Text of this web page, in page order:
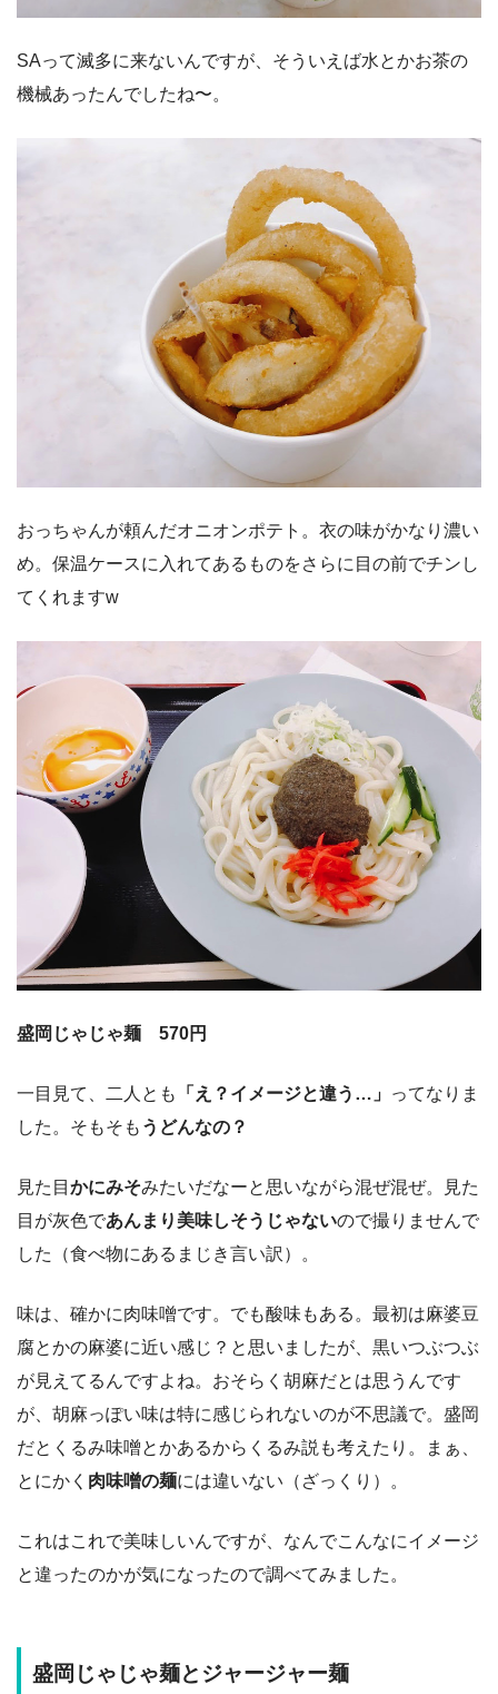
SAって滅多に来ないんですが、そういえば水とかお茶の
機械あったんでしたね〜。
おっちゃんが頼んだオニオンポテト。衣の味がかなり濃い
め。保温ケースに入れてあるものをさらに目の前でチンし
てくれますw
盛岡じゃじゃ麺 570円
一目見て、二人とも 「え？イメージと違う…」 ってなりま
した。そもそも うどんなの？
見た目 かにみそみたいだなーと思いながら混ぜ混ぜ。見た
目が灰色であんまり美味しそうじゃないので撮りませんで
した（食べ物にあるまじき言い訳）。
味は、確かに肉味噌です。でも酸味もある。最初は麻婆豆
腐とかの麻婆に近い感じ？と思いましたが、黒いつぶつぶ
が見えてるんですよね。おそらく胡麻だとは思うんです
が、胡麻っぽい味は特に感じられないのが不思議で。盛岡
だとくるみ味噌とかあるからくるみ説も考えたり。まぁ、
とにかく 肉味噌の麺には違いない（ざっくり）。
これはこれで美味しいんですが、なんでこんなにイメージ
と違ったのかが気になったので調べてみました。
盛岡じゃじゃ麺とジャージャー麺